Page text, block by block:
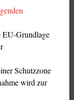
EU-Grundlage
Schutzzone
wird zur